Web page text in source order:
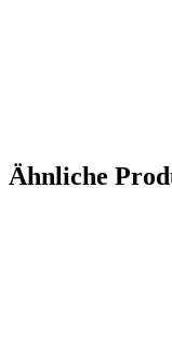
Ähnliche